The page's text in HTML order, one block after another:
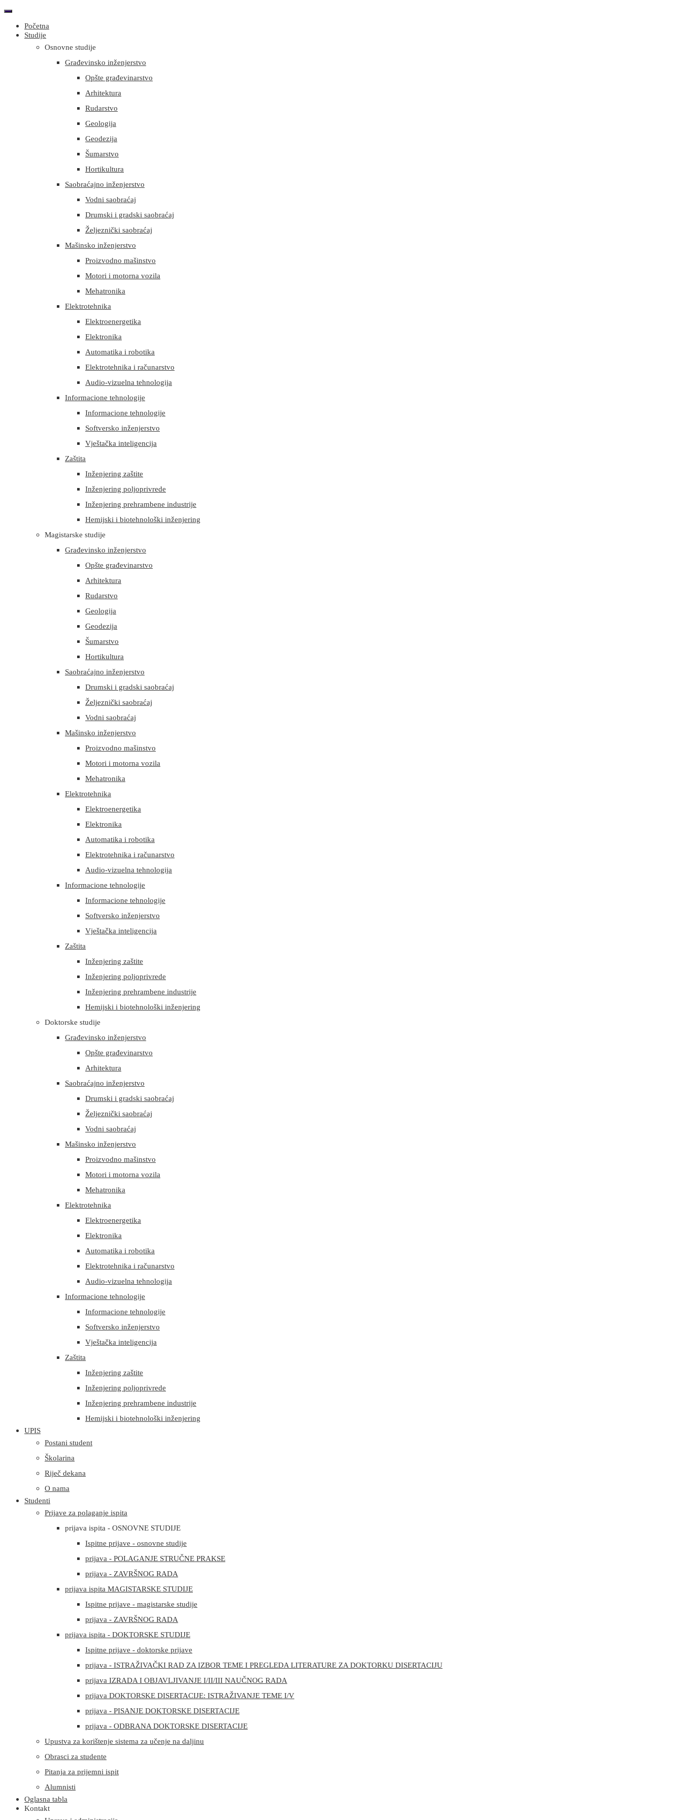
Početna
Studije
Osnovne studije
Građevinsko inženjerstvo
Opšte građevinarstvo
Arhitektura
Rudarstvo
Geologija
Geodezija
Šumarstvo
Hortikultura
Saobraćajno inženjerstvo
Vodni saobraćaj
Drumski i gradski saobraćaj
Željeznički saobraćaj
Mašinsko inženjerstvo
Proizvodno mašinstvo
Motori i motorna vozila
Mehatronika
Elektrotehnika
Elektroenergetika
Elektronika
Automatika i robotika
Elektrotehnika i računarstvo
Audio-vizuelna tehnologija
Informacione tehnologije
Informacione tehnologije
Softversko inženjerstvo
Vještačka inteligencija
Zaštita
Inženjering zaštite
Inženjering poljoprivrede
Inženjering prehrambene industrije
Hemijski i biotehnološki inženjering
Magistarske studije
Građevinsko inženjerstvo
Opšte građevinarstvo
Arhitektura
Rudarstvo
Geologija
Geodezija
Šumarstvo
Hortikultura
Saobraćajno inženjerstvo
Drumski i gradski saobraćaj
Željeznički saobraćaj
Vodni saobraćaj
Mašinsko inženjerstvo
Proizvodno mašinstvo
Motori i motorna vozila
Mehatronika
Elektrotehnika
Elektroenergetika
Elektronika
Automatika i robotika
Elektrotehnika i računarstvo
Audio-vizuelna tehnologija
Informacione tehnologije
Informacione tehnologije
Softversko inženjerstvo
Vještačka inteligencija
Zaštita
Inženjering zaštite
Inženjering poljoprivrede
Inženjering prehrambene industrije
Hemijski i biotehnološki inženjering
Doktorske studije
Građevinsko inženjerstvo
Opšte građevinarstvo
Arhitektura
Saobraćajno inženjerstvo
Drumski i gradski saobraćaj
Željeznički saobraćaj
Vodni saobraćaj
Mašinsko inženjerstvo
Proizvodno mašinstvo
Motori i motorna vozila
Mehatronika
Elektrotehnika
Elektroenergetika
Elektronika
Automatika i robotika
Elektrotehnika i računarstvo
Audio-vizuelna tehnologija
Informacione tehnologije
Informacione tehnologije
Softversko inženjerstvo
Vještačka inteligencija
Zaštita
Inženjering zaštite
Inženjering poljoprivrede
Inženjering prehrambene industrije
Hemijski i biotehnološki inženjering
UPIS
Postani student
Školarina
Riječ dekana
O nama
Studenti
Prijave za polaganje ispita
prijava ispita - OSNOVNE STUDIJE
Ispitne prijave - osnovne studije
prijava - POLAGANJE STRUČNE PRAKSE
prijava - ZAVRŠNOG RADA
prijava ispita MAGISTARSKE STUDIJE
Ispitne prijave - magistarske studije
prijava - ZAVRŠNOG RADA
prijava ispita - DOKTORSKE STUDIJE
Ispitne prijave - doktorske prijave
prijava - ISTRAŽIVAČKI RAD ZA IZBOR TEME I PREGLEDA LITERATURE ZA DOKTORKU DISERTACIJU
prijava IZRADA I OBJAVLJIVANJE I/II/III NAUČNOG RADA
prijava DOKTORSKE DISERTACIJE: ISTRAŽIVANJE TEME I/V
prijava - PISANJE DOKTORSKE DISERTACIJE
prijava - ODBRANA DOKTORSKE DISERTACIJE
Upustva za korištenje sistema za učenje na daljinu
Obrasci za studente
Pitanja za prijemni ispit
Alumnisti
Oglasna tabla
Kontakt